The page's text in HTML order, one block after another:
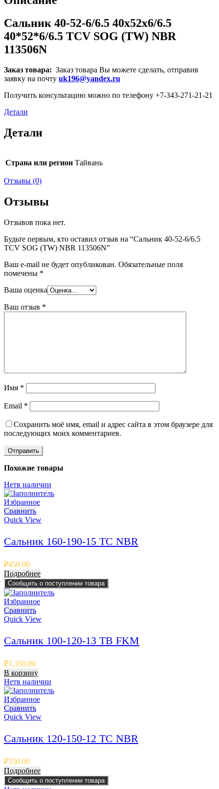
Сальник 40-52-6/6.5 40x52x6/6.5
40*52*6/6.5 TCV SOG (TW) NBR
113506N
Заказ товара: Заказ товара Вы можете сделать, отправив
заявку на почту uk196@yandex.ru
Получить консультацию можно по телефону +7-343-271-21-21
Детали
Детали
Страна или регион Тайвань
Отзывы (0)
Отзывы
Отзывов пока нет.
Будьте первым, кто оставил отзыв на “Сальник 40-52-6/6.5
TCV SOG (TW) NBR 113506N”
Ваш e-mail не будет опубликован. Обязательные поля
помечены *
Ваша оценка
Ваш отзыв *
Имя *
Email *
Сохранить моё имя, email и адрес сайта в этом браузере для
последующих моих комментариев.
Похожие товары
Нетв наличии
Избранное
Сравнить
Quick View
Сальник 160-190-15 TC NBR
₽450.00
Подробнее
Сообщить о поступлении товара
Избранное
Сравнить
Quick View
Сальник 100-120-13 TB FKM
₽1,350.00
В корзину
Нетв наличии
Избранное
Сравнить
Quick View
Сальник 120-150-12 TC NBR
₽350.00
Подробнее
Сообщить о поступлении товара